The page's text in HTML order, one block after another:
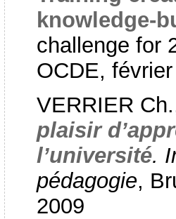
knowledge-
challenge for
OCDE,
VERRIER
plaisir
l’université.
pédagogie,
2009